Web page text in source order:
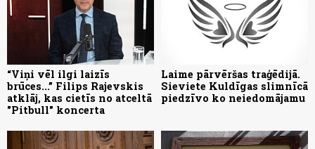
“Viņi vēl ilgi laizīs
brūces...” Filips Rajevskis
atklāj, kas cietīs no atceltā
"Pitbull" koncerta
Laime pārvēršas traģēdijā.
Sieviete Kuldīgas slimnīcā
piedzīvo ko neiedomājamu